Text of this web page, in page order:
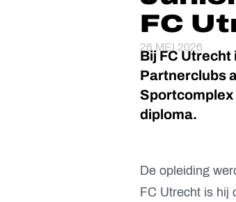
FC
26 MEI 2026
BijFC Utrecht
Partnerclubs
diploma.
De opleiding
FC Utrecht is hij